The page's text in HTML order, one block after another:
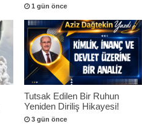
1 gün önce
Tutsak Edilen Bir Ruhun
Yeniden Diriliş Hikayesi!
3 gün önce